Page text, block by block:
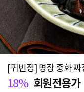
[귀빈정] 명장 중화
18% 회원전용가